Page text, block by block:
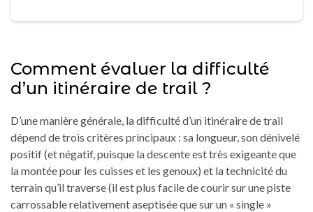
Comment évaluer la difficulté
d’un itinéraire de trail ?
D’une manière générale, la difficulté d’un itinéraire de trail
dépend de trois critères principaux : sa longueur, son dénivelé
positif (et négatif, puisque la descente est très exigeante que
la montée pour les cuisses et les genoux) et la technicité du
terrain qu’il traverse (il est plus facile de courir sur une piste
carrossable relativement aseptisée que sur un « single »